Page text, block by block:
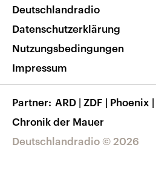
Nachrichten App
Frequenzen
Veranstaltungen
Musikliste
RSS
Barrierefreiheit
Deutschlandradio © 2026
Deutschlandradio
Datenschutzerklärung
Nutzungsbedingungen
Impressum
Partner ARD | ZDF | Phoenix |
Chronik der Mauer